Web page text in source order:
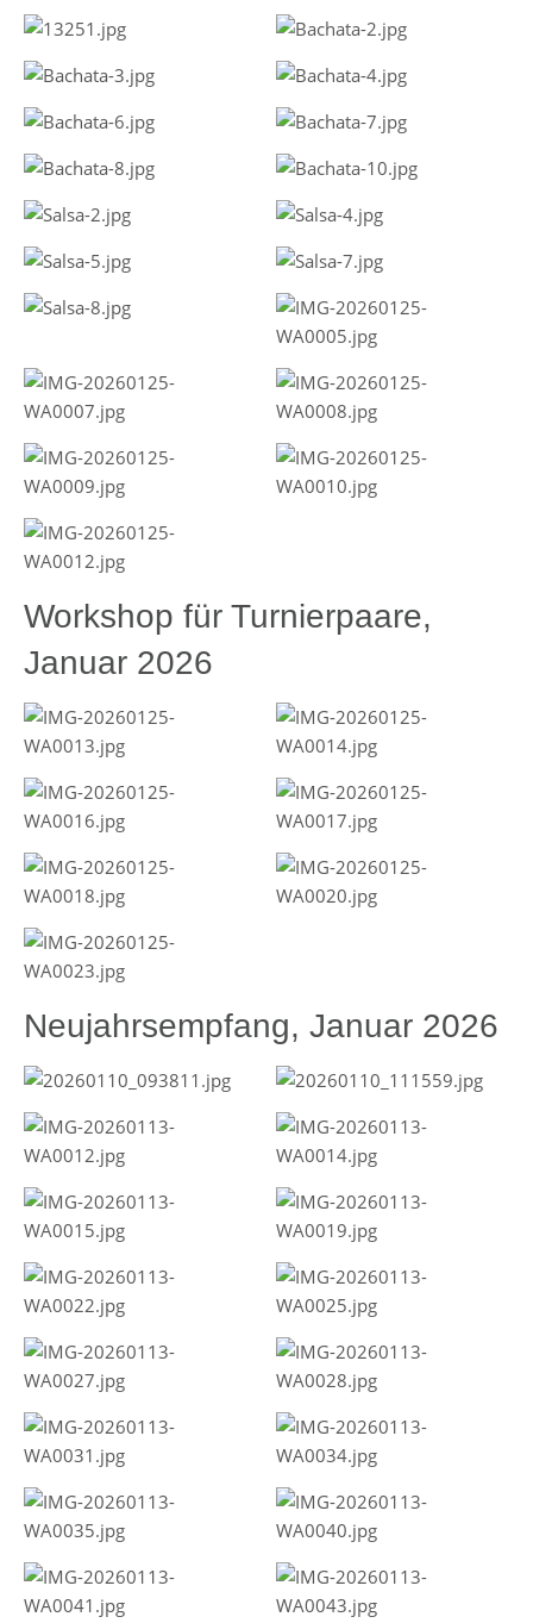
Workshop für Turnierpaare,
Januar 2026
Neujahrsempfang, Januar 2026